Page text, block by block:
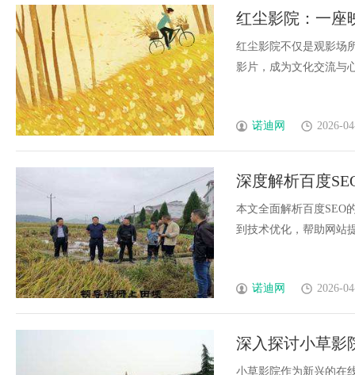
红尘影院：一座
红尘影院不仅是观影场
影片，成为文化交流与
诺迪网 2026-
深度解析百度
本文全面解析百度SEO
到技术优化，帮助网站
诺迪网 2026-
深入探讨小草影
小草影院作为新兴的在